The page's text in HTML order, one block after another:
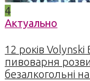
4
Актуально
12 років Volynski
пивоварня
безалкогольні